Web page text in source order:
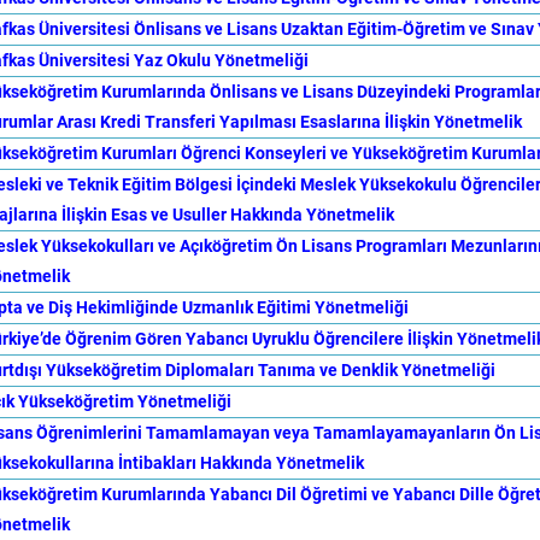
Üniversitesi Önlisans ve Lisans Uzaktan Eğitim-Öğretim ve
Üniversitesi Yaz Okulu Yönetmeliği
Kurumlarında Önlisans ve Lisans Düzeyindeki
Arası Kredi Transferi Yapılması Esaslarına İlişkin Yönetmelik
Kurumları Öğrenci Konseyleri ve Yükseköğretim
ve Teknik Eğitim Bölgesi İçindeki Meslek Yüksekokulu
İlişkin Esas ve Usuller Hakkında Yönetmelik
Yüksekokulları ve Açıköğretim Ön Lisans Programları
ve Diş Hekimliğinde Uzmanlık Eğitimi Yönetmeliği
Öğrenim Gören Yabancı Uyruklu Öğrencilere İlişkin
Yükseköğretim Diplomaları Tanıma ve Denklik Yönetmeliği
Yükseköğretim Yönetmeliği
Öğrenimlerini Tamamlamayan veya Tamamlayamayanların Ön
İntibakları Hakkında Yönetmelik
Kurumlarında Yabancı Dil Öğretimi ve Yabancı Dille